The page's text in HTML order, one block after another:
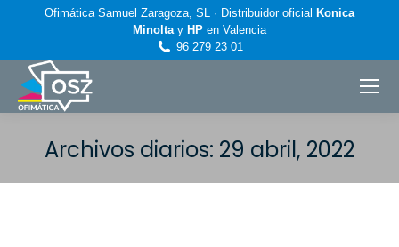
Ofimática Samuel Zaragoza, SL · Distribuidor oficial Konica
Minoltay HP en Valencia
96 279 23 01
Archivos diarios: 29 abril, 2022